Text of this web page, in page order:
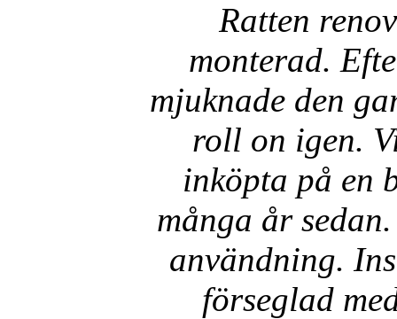
Ratten
monterad.
mjuknade den
roll on igen.
inköpta på en
många år
användning.
förseglad